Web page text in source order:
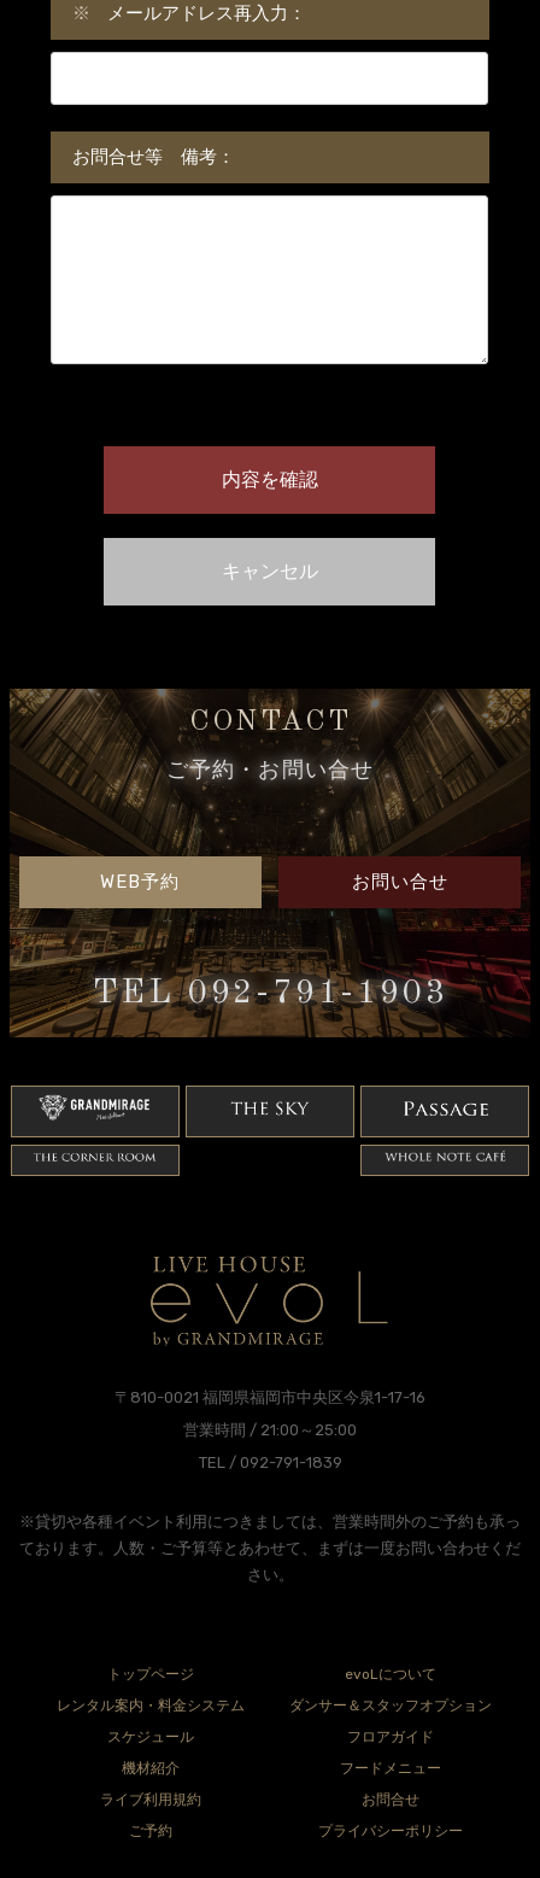
※ メールアドレス再入力：
お問合せ等 備考：
CONTACT
ご予約・お問い合せ
WEB予約 お問い合せ
TEL 092-791-1903
〒810-0021 福岡県福岡市中央区今泉1-17-16
営業時間 / 21:00～25:00
TEL / 092-791-1839
※貸切や各種イベント利用につきましては、営業時間外のご予約も承っ
ております。人数・ご予算等とあわせて、まずは一度お問い合わせくだ
さい。
トップページ
evoLについて
レンタル案内・料金システム
ダンサー＆スタッフオプション
スケジュール
フロアガイド
機材紹介
フードメニュー
ライブ利用規約
お問合せ
ご予約
プライバシーポリシー